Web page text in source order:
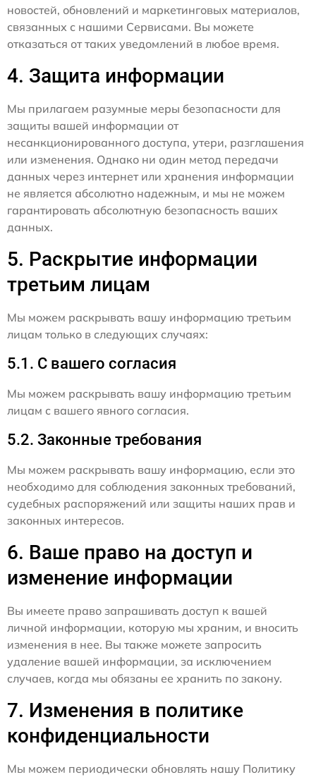
новостей, обновлений и маркетинговых материалов,
связанных с нашими Сервисами. Вы можете
отказаться от таких уведомлений в любое время.
4. Защита информации
Мы прилагаем разумные меры безопасности для
защиты вашей информации от
несанкционированного доступа, утери, разглашения
или изменения. Однако ни один метод передачи
данных через интернет или хранения информации
не является абсолютно надежным, и мы не можем
гарантировать абсолютную безопасность ваших
данных.
5. Раскрытие информации
третьим лицам
Мы можем раскрывать вашу информацию третьим
лицам только в следующих случаях:
5.1. С вашего согласия
Мы можем раскрывать вашу информацию третьим
лицам с вашего явного согласия.
5.2. Законные требования
Мы можем раскрывать вашу информацию, если это
необходимо для соблюдения законных требований,
судебных распоряжений или защиты наших прав и
законных интересов.
6. Ваше право на доступ и
изменение информации
Вы имеете право запрашивать доступ к вашей
личной информации, которую мы храним, и вносить
изменения в нее. Вы также можете запросить
удаление вашей информации, за исключением
случаев, когда мы обязаны ее хранить по закону.
7. Изменения в политике
конфиденциальности
Мы можем периодически обновлять нашу Политику